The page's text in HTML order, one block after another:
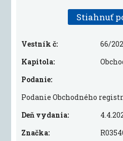
Stiahnuť
Vestník č:
66/
Kapitola:
Podanie:
Podanie Obchodného
Deň vydania:
Značka: